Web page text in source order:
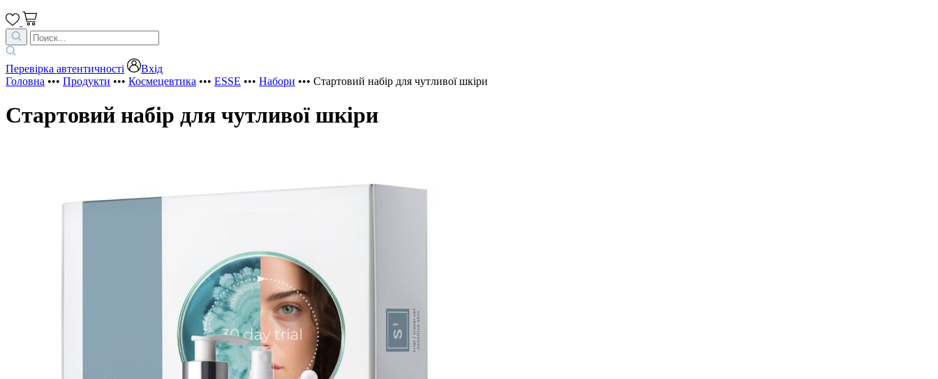
Перевірка автентичності
Вхід
Головна ••• Продукти ••• Космецевтика ••• ESSE ••• Набори ••• Стартовий набір для чутливої шкіри
Стартовий набір для чутливої шкіри